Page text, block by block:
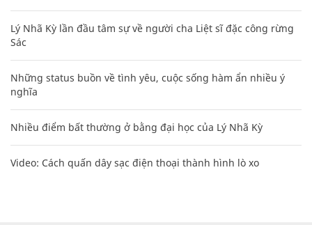
Lý Nhã Kỳ lần đầu tâm sự về người cha Liệt sĩ đặc công rừng
Sác
Những status buồn về tình yêu, cuộc sống hàm ẩn nhiều ý
nghĩa
Nhiều điểm bất thường ở bằng đại học của Lý Nhã Kỳ
Video: Cách quấn dây sạc điện thoại thành hình lò xo